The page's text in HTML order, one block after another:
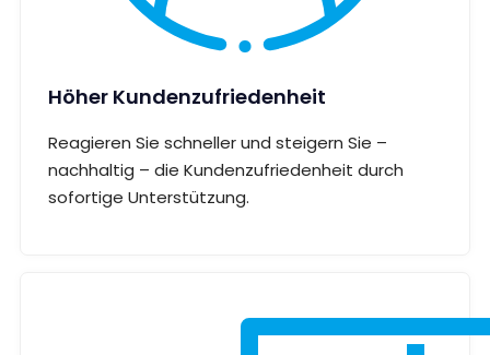
Höher Kundenzufriedenheit
Reagieren Sie schneller und steigern Sie –
nachhaltig – die Kundenzufriedenheit durch
sofortige Unterstützung.